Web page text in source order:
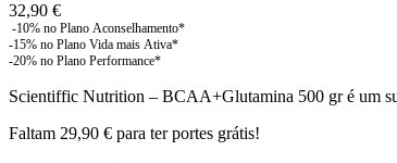
32,90 €
Scientiffic Nutrition – BCAA+Glutamina 500 gr é um
Faltam 29,90 € para ter portes grátis!